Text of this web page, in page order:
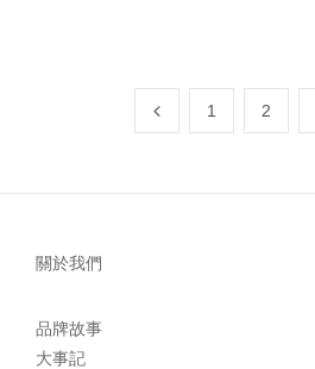
1 2
關於我們
品牌故事
大事記